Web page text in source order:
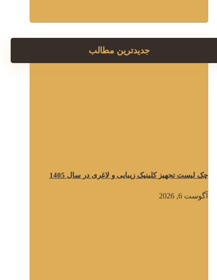
جدیدترین مطالب
چک لیست تجهیز کلینیک زیبایی و لاغری در سال 1405
آگوست 6, 2026